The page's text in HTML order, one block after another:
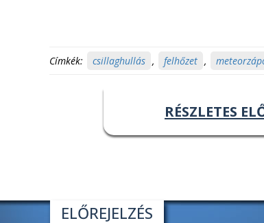
Címkék: csillaghullás , felhőzet ,
RÉSZLETES
ELŐREJELZÉS